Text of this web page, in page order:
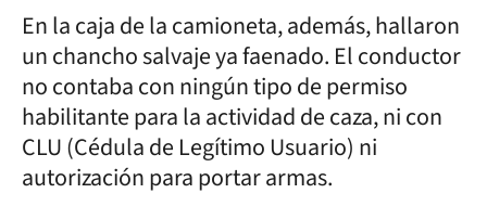
En la caja de la camioneta, además, hallaron
un chancho salvaje ya faenado. El conductor
no contaba con ningún tipo de permiso
habilitante para la actividad de caza, ni con
CLU (Cédula de Legítimo Usuario) ni
autorización para portar armas.